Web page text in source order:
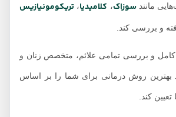
سوزاک،کلامیدیا،تریکومونیازیس
بررسی کند.
و بررسی تمامی علائم، متخصص زنان و
روش درمانی برای شما را بر اساس
کند.